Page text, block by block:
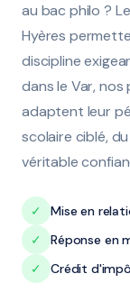
au bac philo ?
Hyères
discipline
dans le Var,
adaptent leur
scolaire ciblé,
véritable
✓
Mise en
✓
Réponse en
✓
Crédit